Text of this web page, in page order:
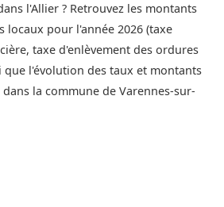
l'Allier ? Retrouvez les montants
locaux pour l'année 2026 (taxe
taxe d'enlèvement des ordures
que l'évolution des taux et montants
la commune de Varennes-sur-